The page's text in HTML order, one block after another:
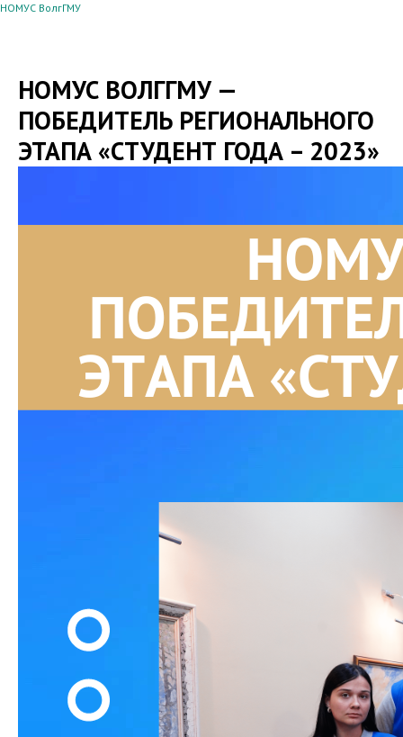
НОМУС ВолгГМУ
НОМУС ВОЛГГМУ —
ПОБЕДИТЕЛЬ РЕГИОНАЛЬНОГО
ЭТАПА «СТУДЕНТ ГОДА – 2023»